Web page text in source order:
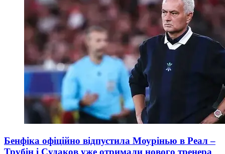
Бенфіка офіційно відпустила Моурінью в Реал –
Трубін і Судаков уже отримали нового тренера